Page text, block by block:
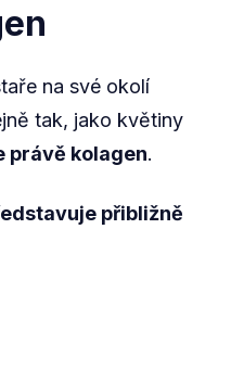
na své okolí
tak, jako květiny
právě kolagen.
přibližně